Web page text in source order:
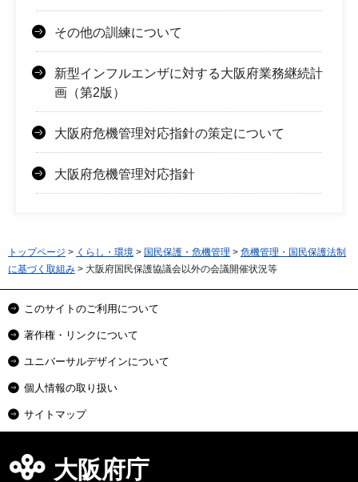
その他の訓練について
新型インフルエンザに対する大阪府業務継続計
画（第2版）
大阪府危機管理対応指針の策定について
大阪府危機管理対応指針
トップページ > くらし・環境 > 国民保護・危機管理 > 危機管理・国民保護法制
に基づく取組み > 大阪府国民保護協議会以外の会議開催状況等
このサイトのご利用について
著作権・リンクについて
ユニバーサルデザインについて
個人情報の取り扱い
サイトマップ
大阪府庁